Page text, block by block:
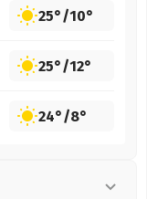
25°/10°
25°/12°
24°/8°